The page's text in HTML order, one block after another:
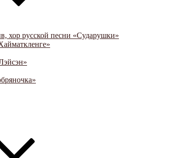
хор русской песни «Сударушки»